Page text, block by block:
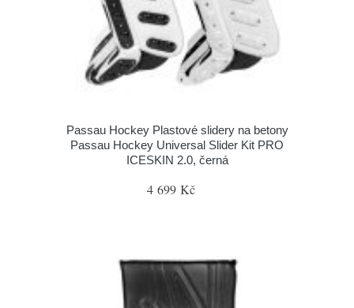
Passau Hockey Plastové slidery na betony
Passau Hockey Universal Slider Kit PRO
ICESKIN 2.0, černá
4 699 Kč